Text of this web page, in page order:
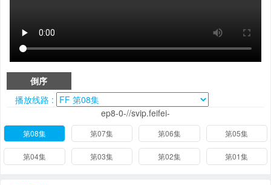
倒序
播放线路 :
ep8-0-//svip.feifei-
第08集 第07集 第06集 第05集
第04集 第03集 第02集 第01集